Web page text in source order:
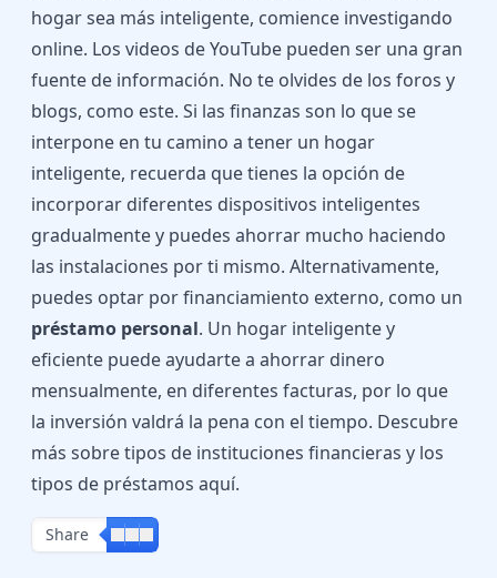
hogar sea más inteligente, comience investigando
online. Los videos de YouTube pueden ser una gran
fuente de información. No te olvides de los foros y
blogs, como este. Si las finanzas son lo que se
interpone en tu camino a tener un hogar
inteligente, recuerda que tienes la opción de
incorporar diferentes dispositivos inteligentes
gradualmente y puedes ahorrar mucho haciendo
las instalaciones por ti mismo. Alternativamente,
puedes optar por financiamiento externo, como un
préstamo personal. Un hogar inteligente y
eficiente puede ayudarte a ahorrar dinero
mensualmente, en diferentes facturas, por lo que
la inversión valdrá la pena con el tiempo. Descubre
más sobretipos de instituciones financieras y los
tipos de préstamos aquí.
Share